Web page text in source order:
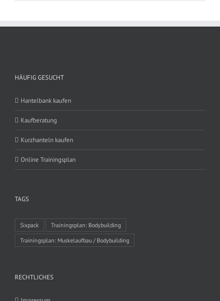
HÄUFIG GESUCHT
Hantelbank kaufen
Kaufberatung
Kurzhanteln kaufen
Online Trainingsplan
TAGS
Sixpack Trainingsplan: Bodybuilding
Trainingsplan: Muskelaufbau / Bodybuilding
RECHTLICHES